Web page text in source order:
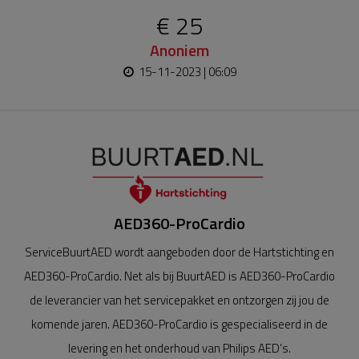
€ 25
Anoniem
15-11-2023 | 06:09
AED360-ProCardio
ServiceBuurtAED wordt aangeboden door de Hartstichting en
AED360-ProCardio. Net als bij BuurtAED is AED360-ProCardio
de leverancier van het servicepakket en ontzorgen zij jou de
komende jaren. AED360-ProCardio is gespecialiseerd in de
levering en het onderhoud van Philips AED’s.